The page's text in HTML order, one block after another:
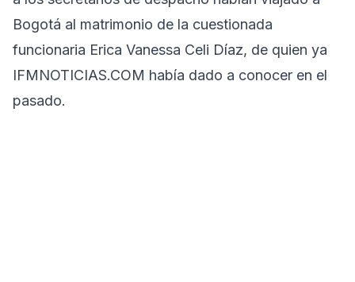
Bogotá al matrimonio de la cuestionada
funcionaria Erica Vanessa Celi Díaz, de quien ya
IFMNOTICIAS.COM había dado a conocer en el
pasado.